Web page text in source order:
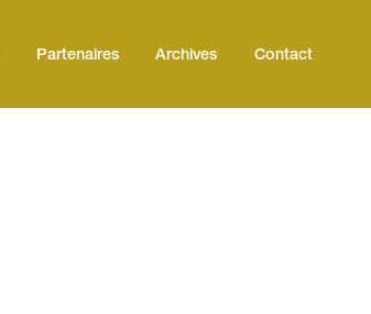
Partenaires Archives Contact